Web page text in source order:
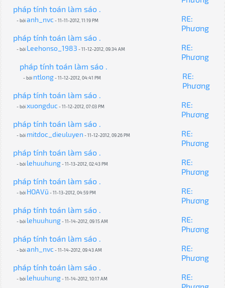
pháp tính toán làm sáo .
- bởianh_nvc- 11-11-2012, 11:19 PM
RE:
Phương
pháp tính toán làm sáo .
- bởi Leehonso_1983 - 11-12-2012, 09:34 AM
RE:
Phương
pháp tính toán làm sáo .
- bởi ntlong- 11-12-2012, 04:41 PM
RE:
Phương
pháp tính toán làm sáo .
- bởixuongduc- 11-12-2012, 07:03 PM
RE:
Phương
pháp tính toán làm sáo .
- bởi mitdoc_dieuluyen - 11-12-2012, 09:26 PM
RE:
Phương
pháp tính toán làm sáo .
- bởi lehuuhung- 11-13-2012, 02:43 PM
RE:
Phương
pháp tính toán làm sáo .
- bởi HOAVũ - 11-13-2012, 04:59 PM
RE:
Phương
pháp tính toán làm sáo .
- bởi lehuuhung- 11-14-2012, 09:15 AM
RE:
Phương
pháp tính toán làm sáo .
- bởianh_nvc- 11-14-2012, 09:43 AM
RE:
Phương
pháp tính toán làm sáo .
- bởi lehuuhung- 11-14-2012, 10:17 AM
RE: